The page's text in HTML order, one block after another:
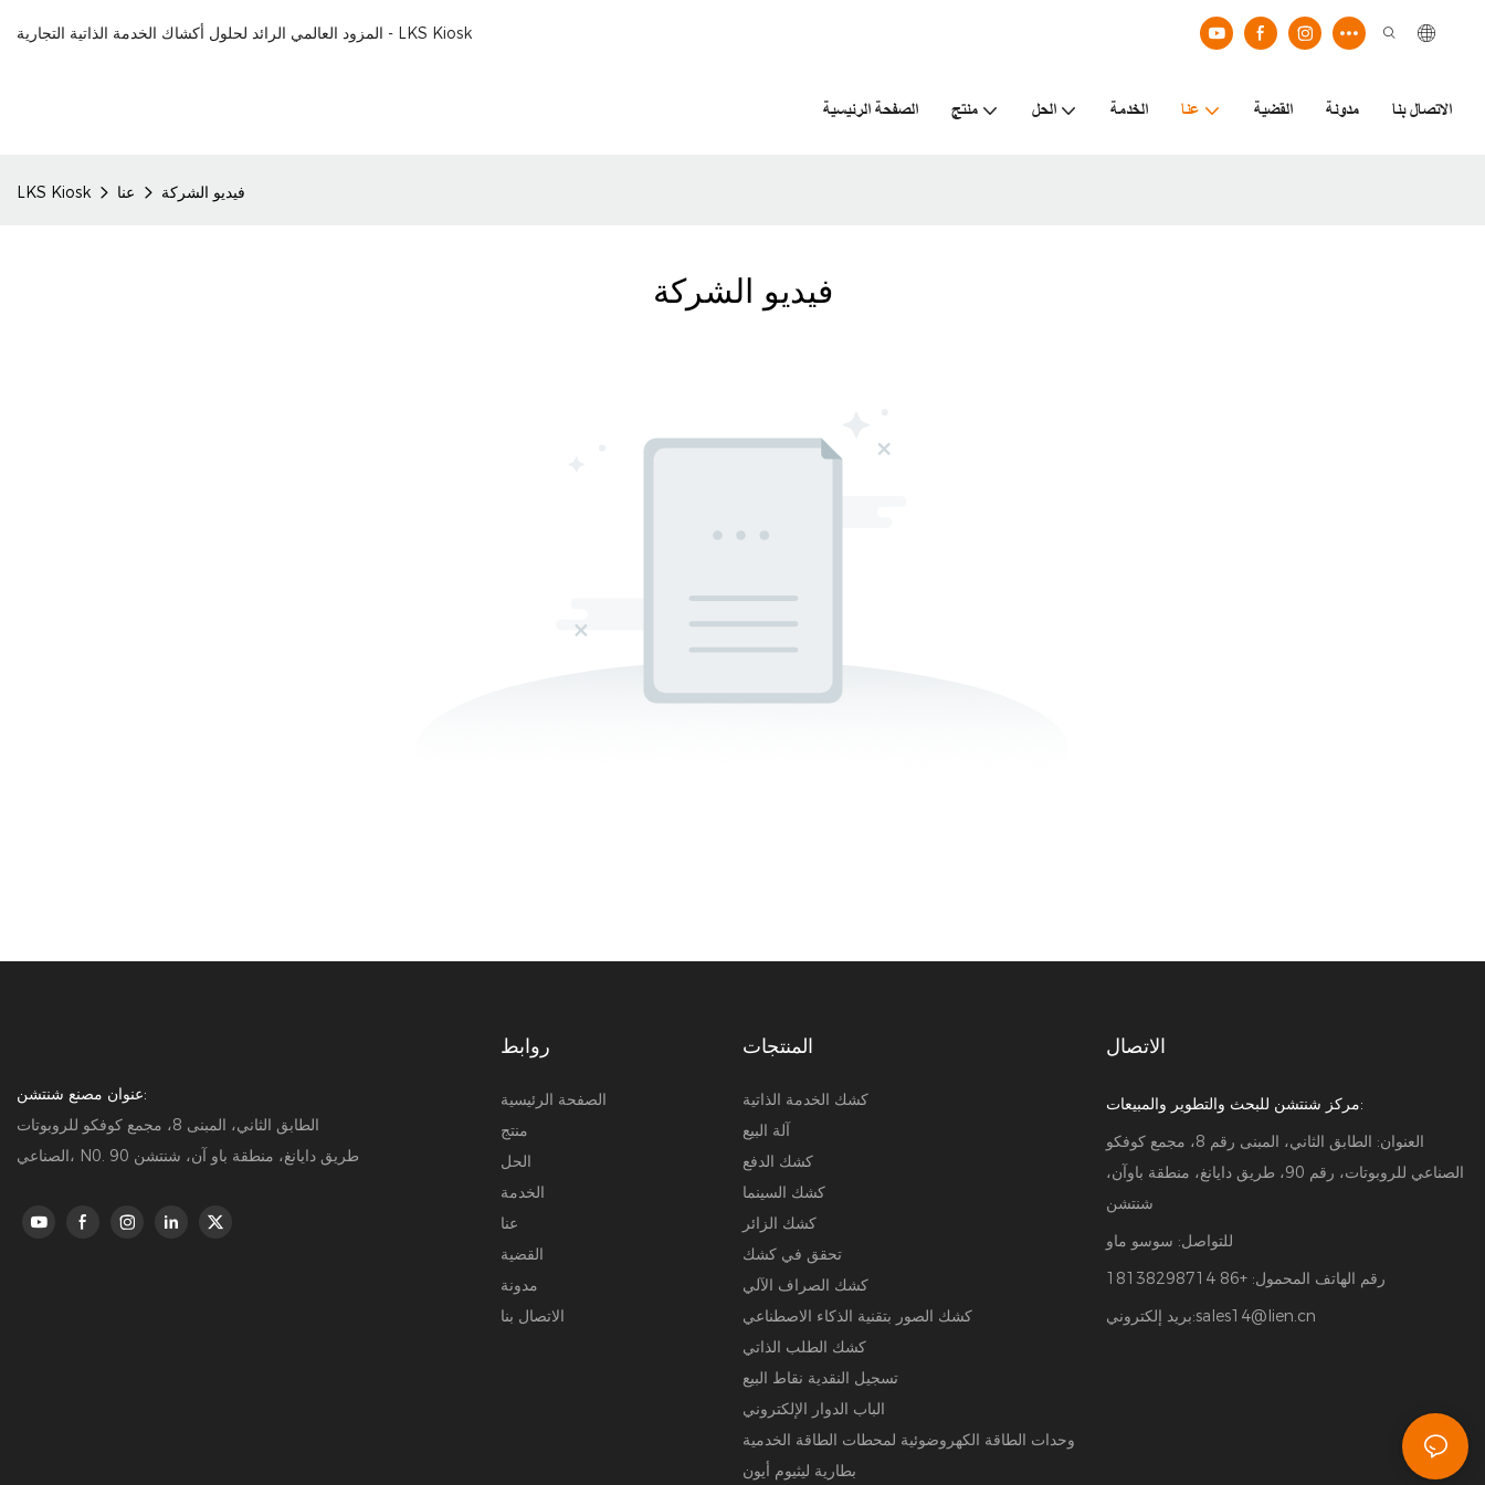
المزود العالمي الرائد لحلول أكشاك الخدمة الذاتية التجارية - LKS Kiosk
الصفحة الرئيسية منتج الحل الخدمة عنا القضية مدونة الاتصال بنا
LKS Kiosk عنا فيديو الشركة
فيديو الشركة
عنوان مصنع شنتشن:
الطابق الثاني، المبنى 8، مجمع كوفكو للروبوتات
الصناعي، N0. 90 طريق دايانغ، منطقة باو آن، شنتشن
روابط
الصفحة الرئيسية
منتج
الحل
الخدمة
عنا
القضية
مدونة
الاتصال بنا
المنتجات
كشك الخدمة الذاتية
آلة البيع
كشك الدفع
كشك السينما
كشك الزائر
تحقق في كشك
كشك الصراف الآلي
كشك الصور بتقنية الذكاء الاصطناعي
كشك الطلب الذاتي
تسجيل النقدية نقاط البيع
الباب الدوار الإلكتروني
وحدات الطاقة الكهروضوئية لمحطات الطاقة الخدمية
بطارية ليثيوم أيون
الاتصال
مركز شنتشن للبحث والتطوير والمبيعات:
العنوان: الطابق الثاني، المبنى رقم 8، مجمع كوفكو
الصناعي للروبوتات، رقم 90، طريق دايانغ، منطقة باوآن،
شنتشن
للتواصل: سوسو ماو
رقم الهاتف المحمول: +86 18138298714
بريد إلكتروني:sales14@lien.cn